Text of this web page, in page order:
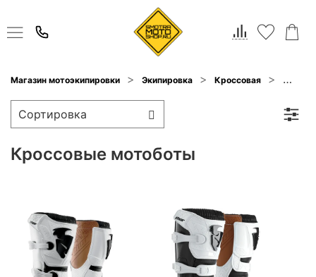
Магазин мотоэкипировки Экипировка Кроссовая
Кроссовые мотоботы